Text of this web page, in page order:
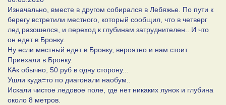
Изначально, вместе в другом собирался в Лебяжье. По пути к
берегу встретили местного, который сообщил, что в четверг
лед разошелся, и переход к глубинам затруднителен.. И что
он едет в Бронку.
Ну если местный едет в Бронку, вероятно и нам стоит.
Приехали в Бронку.
КАк обычно, 50 руб в одну сторону...
Ушли куда=то по диагонали наобум..
Искали чистое ледовое поле, где нет никаких лунок и глубина
около 8 метров.